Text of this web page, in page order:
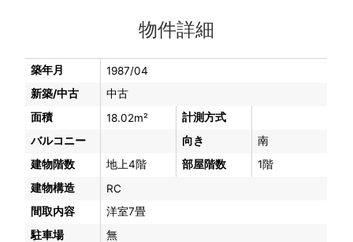
物件詳細
築年月
1987/04
新築/中古
中古
面積
18.02m²
計測方式
バルコニー
向き
南
建物階数
地上4階 部屋階数
1階
建物構造
RC
間取内容
洋室7畳
駐車場
無